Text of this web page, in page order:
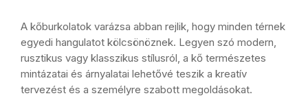
A kőburkolatok varázsa abban rejlik, hogy minden térnek
egyedi hangulatot kölcsönöznek. Legyen szó modern,
rusztikus vagy klasszikus stílusról, a kő természetes
mintázatai és árnyalatai lehetővé teszik a kreatív
tervezést és a személyre szabott megoldásokat.